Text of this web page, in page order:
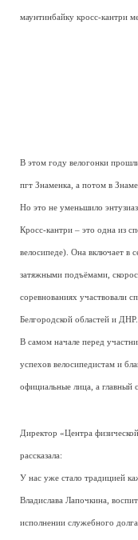
маунтинбайку кросс-кантри
В этом году велогонки
пгт Знаменка, а потом в
Но это не уменьшило
Кросс-кантри – это одна из
велосипеде). Она включает в
затяжными подъёмами,
соревнованиях участвовали
Белгородской областей и ДНР.
В самом начале перед
успехов велосипедистам и
официальные лица, а главный
Директор «Центра
рассказала:
У нас уже стало традицией
Владислава Лапочкина,
исполнении служебного